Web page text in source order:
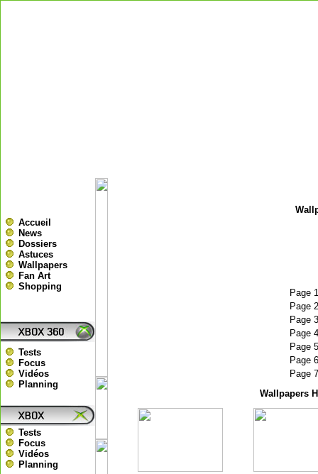
Accueil
News
Dossiers
Astuces
Wallpapers
Fan Art
Shopping
Tests
Focus
Vidéos
Planning
Tests
Focus
Vidéos
Planning
Page 1
Page 2
Page 3
Page 4
Page 5
Page 6
Page 7
Wallpapers